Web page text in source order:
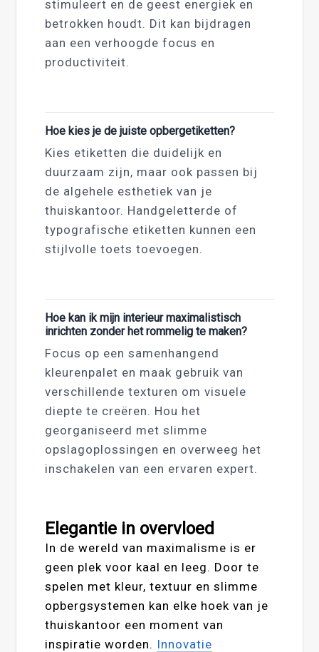
stimuleert en de geest energiek en
betrokken houdt. Dit kan bijdragen
aan een verhoogde focus en
productiviteit.
Hoe kies je de juiste opbergetiketten?
Kies etiketten die duidelijk en
duurzaam zijn, maar ook passen bij
de algehele esthetiek van je
thuiskantoor. Handgeletterde of
typografische etiketten kunnen een
stijlvolle toets toevoegen.
Hoe kan ik mijn interieur maximalistisch
inrichten zonder het rommelig te maken?
Focus op een samenhangend
kleurenpalet en maak gebruik van
verschillende texturen om visuele
diepte te creëren. Hou het
georganiseerd met slimme
opslagoplossingen en overweeg het
inschakelen van een ervaren expert.
Elegantie in overvloed
In de wereld van maximalisme is er
geen plek voor kaal en leeg. Door te
spelen met kleur, textuur en slimme
opbergsystemen kan elke hoek van je
thuiskantoor een moment van
inspiratie worden. Innovatie